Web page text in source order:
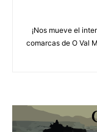
¡Nos mueve el
comarcas de O Val